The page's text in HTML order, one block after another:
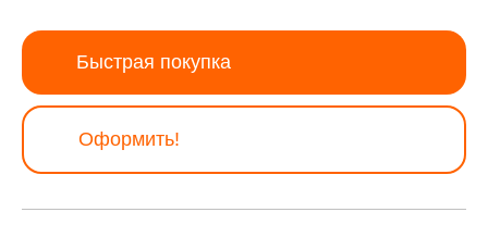
Быстрая покупка
Оформить!